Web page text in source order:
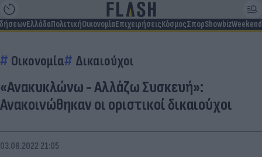
ΕλλάδαΠολιτικήΟικονομίαΕπιχειρήσειςΚόσμοςΣπορShowbizWeekend
Οικονομία Δικαιούχοι
«Ανακυκλώνω - Αλλάζω Συσκευή»:
Ανακοινώθηκαν οι οριστικοί δικαιούχοι
03.08.2022 21:05